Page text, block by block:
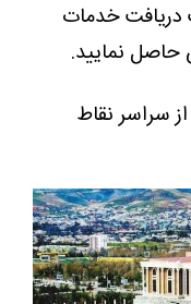
دریافت خدمات
حاصل نمایید.
سراسر نقاط